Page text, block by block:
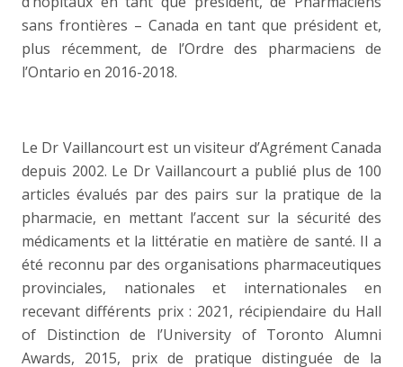
sans frontières – Canada en tant que président et,
plus récemment, de l’Ordre des pharmaciens de
l’Ontario en 2016-2018.
Le Dr Vaillancourt est un visiteur d’Agrément Canada
depuis 2002. Le Dr Vaillancourt a publié plus de 100
articles évalués par des pairs sur la pratique de la
pharmacie, en mettant l’accent sur la sécurité des
médicaments et la littératie en matière de santé. Il a
été reconnu par des organisations pharmaceutiques
provinciales, nationales et internationales en
recevant différents prix : 2021, récipiendaire du Hall
of Distinction de l’University of Toronto Alumni
Awards, 2015, prix de pratique distinguée de la